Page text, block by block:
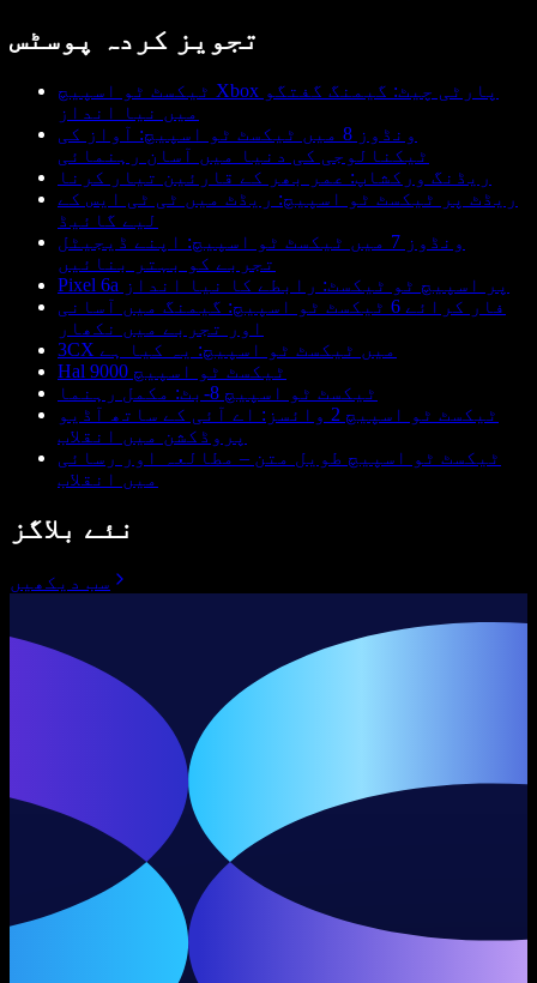
تجویز کردہ پوسٹس
ٹیکسٹ ٹو اسپیچ Xbox پارٹی چیٹ: گیمنگ گفتگو
میں نیا انداز
ونڈوز 8 میں ٹیکسٹ ٹو اسپیچ: آواز کی
ٹیکنالوجی کی دنیا میں آسان رہنمائی
ریڈنگ ورکشاپ: عمر بھر کے قارئین تیار کرنا
ریڈٹ پر ٹیکسٹ ٹو اسپیچ: ریڈٹ میں ٹی ٹی ایس کے
لیے گائیڈ
ونڈوز 7 میں ٹیکسٹ ٹو اسپیچ: اپنے ڈیجیٹل
تجربے کو بہتر بنائیں
Pixel 6a پر اسپیچ ٹو ٹیکسٹ: رابطے کا نیا انداز
فار کرائے 6 ٹیکسٹ ٹو اسپیچ: گیمنگ میں آسانی
اور تجربے میں نکھار
3CX میں ٹیکسٹ ٹو اسپیچ: یہ کیا ہے
Hal 9000 ٹیکسٹ ٹو اسپیچ
ٹیکسٹ ٹو اسپیچ 8-بٹ: مکمل رہنما
ٹیکسٹ ٹو اسپیچ 2 وائسز: اے آئی کے ساتھ آڈیو
پروڈکشن میں انقلاب
ٹیکسٹ ٹو اسپیچ طویل متن – مطالعہ اور رسائی
میں انقلاب
نئے بلاگز
سب دیکھیں